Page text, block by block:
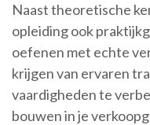
Naast theoretische
opleiding ook
oefenen met echte
krijgen van ervaren
vaardigheden te
bouwen in je